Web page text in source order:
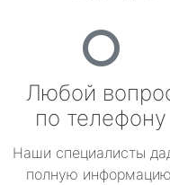
Любой
по телефону
Наши специалисты
полную